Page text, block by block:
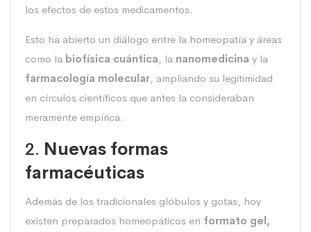
los efectos de estos medicamentos.
Esto ha abierto un diálogo entre la homeopatía y áreas
como la biofísica cuántica, la nanomedicina y la
farmacología molecular, ampliando su legitimidad
en círculos científicos que antes la consideraban
meramente empírica.
2. Nuevas formas
farmacéuticas
Además de los tradicionales glóbulos y gotas, hoy
existen preparados homeopáticos en formato gel,